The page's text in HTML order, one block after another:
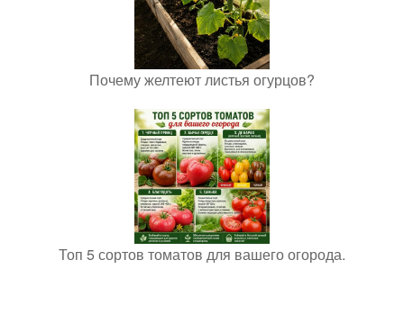
Почему желтеют листья огурцов?
Топ 5 сортов томатов для вашего огорода.